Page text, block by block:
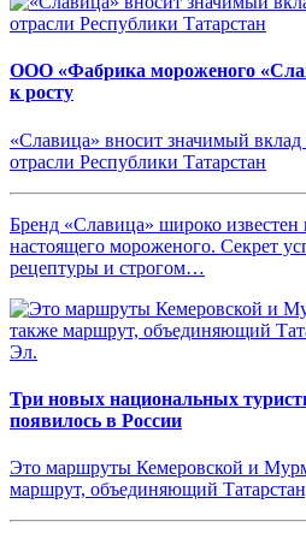
ООО «Фабрика мороженого
к росту
«Славица» вносит значимый
отрасли Республики Татарстан
Бренд «Славица» широко известен
настоящего мороженого. Секрет
рецептуры и строгом…
Три новых национальных
появилось в России
Это маршруты Кемеровской и
маршрут, объединяющий